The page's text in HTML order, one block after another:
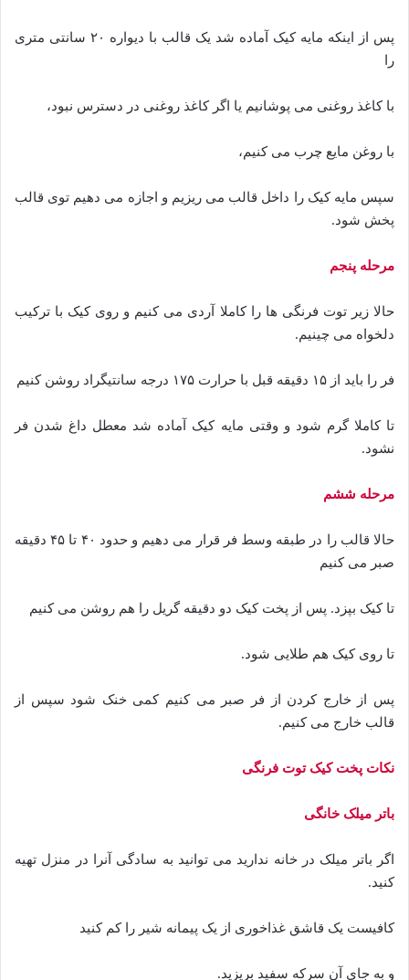
پس از اینکه مایه کیک آماده شد یک قالب با دیواره ۲۰ سانتی متری
را
با کاغذ روغنی می پوشانیم یا اگر کاغذ روغنی در دسترس نبود،
با روغن مایع چرب می کنیم،
سپس مایه کیک را داخل قالب می ریزیم و اجازه می دهیم توی قالب
پخش شود.
مرحله پنجم
حالا زیر توت فرنگی ها را کاملا آردی می کنیم و روی کیک با ترکیب
دلخواه می چینیم.
فر را باید از ۱۵ دقیقه قبل با حرارت ۱۷۵ درجه سانتیگراد روشن کنیم
تا کاملا گرم شود و وقتی مایه کیک آماده شد معطل داغ شدن فر
نشود.
مرحله ششم
حالا قالب را در طبقه وسط فر قرار می دهیم و حدود ۴۰ تا ۴۵ دقیقه
صبر می کنیم
تا کیک بپزد. پس از پخت کیک دو دقیقه گریل را هم روشن می کنیم
تا روی کیک هم طلایی شود.
پس از خارج کردن از فر صبر می کنیم کمی خنک شود سپس از
قالب خارج می کنیم.
نکات پخت کیک توت فرنگی
باتر میلک خانگی
اگر باتر میلک در خانه ندارید می توانید به سادگی آنرا در منزل تهیه
کنید.
کافیست یک قاشق غذاخوری از یک پیمانه شیر را کم کنید
و به جای آن سرکه سفید بریزید.